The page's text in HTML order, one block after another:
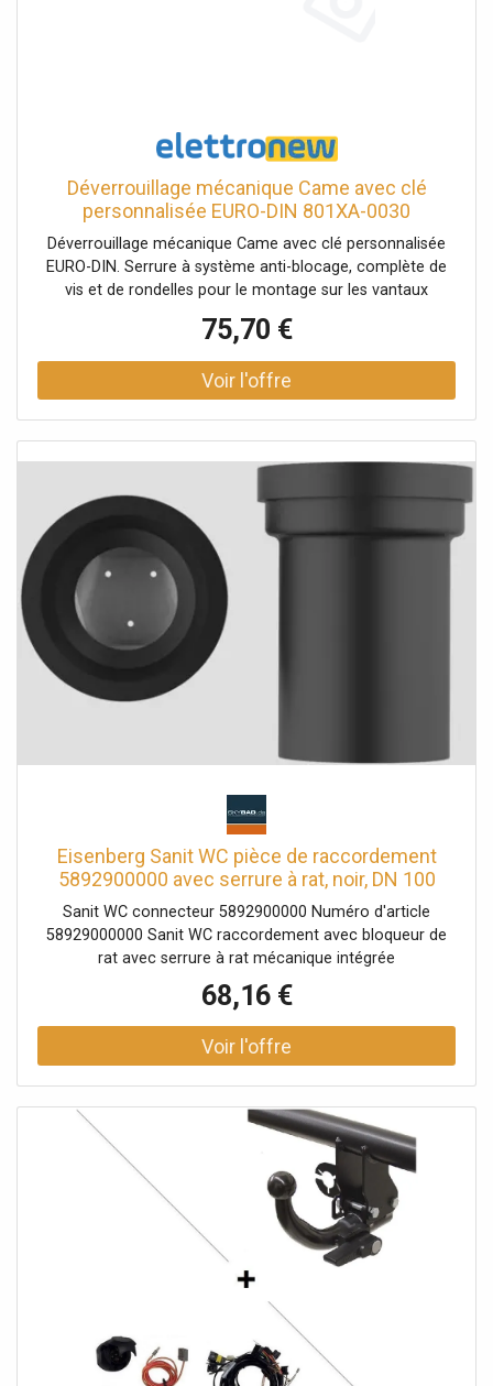
Déverrouillage mécanique Came avec clé
personnalisée EURO-DIN 801XA-0030
Déverrouillage mécanique Came avec clé personnalisée
EURO-DIN. Serrure à système anti-blocage, complète de
vis et de rondelles pour le montage sur les vantaux
type EURO-DIN avec système anti-blocage Complet avec
clé, vis M8x30 et rondelle moletée 8,4x13 Installation
directe sur la patte de fixation soudée au vantail du portail
Recommandé pour les portails automatiques Came
75,70 €
Eisenberg Sanit WC pièce de raccordement
5892900000 avec serrure à rat, noir, DN 100
Sanit WC connecteur 5892900000 Numéro d'article
58929000000 Sanit WC raccordement avec bloqueur de
rat avec serrure à rat mécanique intégrée
68,16 €